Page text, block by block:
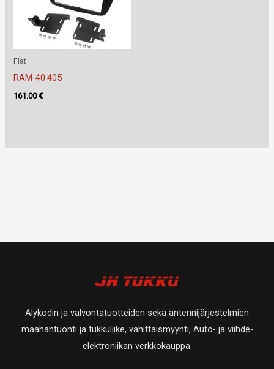
Fiat
RAM-40.405
161.00€
Älykodin ja valvontatuotteiden sekä antennijärjestelmien
maahantuonti ja tukkuliike, vähittäismyynti, Auto- ja viihde-
elektroniikan verkkokauppa.